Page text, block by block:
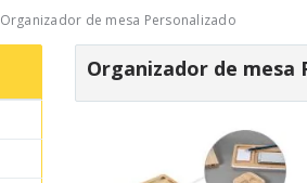
Organizador de mesa Personalizado
Organizador de mesa